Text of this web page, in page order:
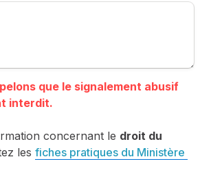
que le signalement abusif
concernant le droit du
les fiches pratiques du Ministère